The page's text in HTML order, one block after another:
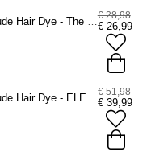
€ 28,98
€ 26,99
€ 51,98
€ 39,99